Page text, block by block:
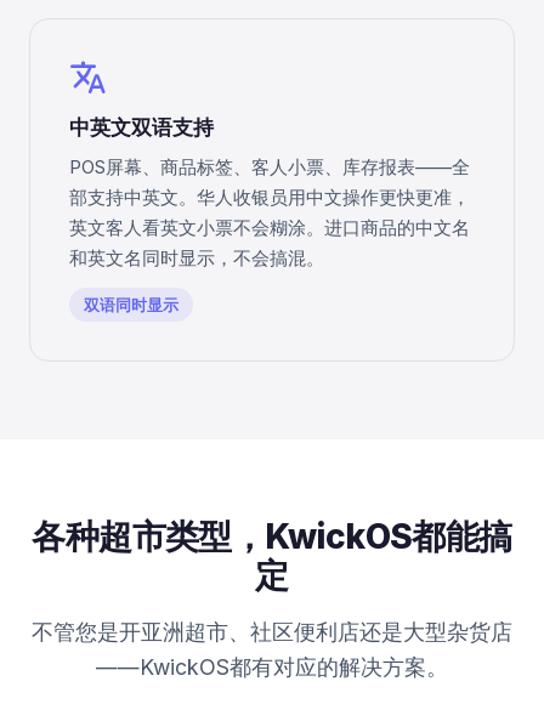
translate
中英文双语支持
POS屏幕、商品标签、客人小票、库存报表——全
部支持中英文。华人收银员用中文操作更快更准，
英文客人看英文小票不会糊涂。进口商品的中文名
和英文名同时显示，不会搞混。
双语同时显示
各种超市类型，KwickOS都能搞
定
不管您是开亚洲超市、社区便利店还是大型杂货店
——KwickOS都有对应的解决方案。